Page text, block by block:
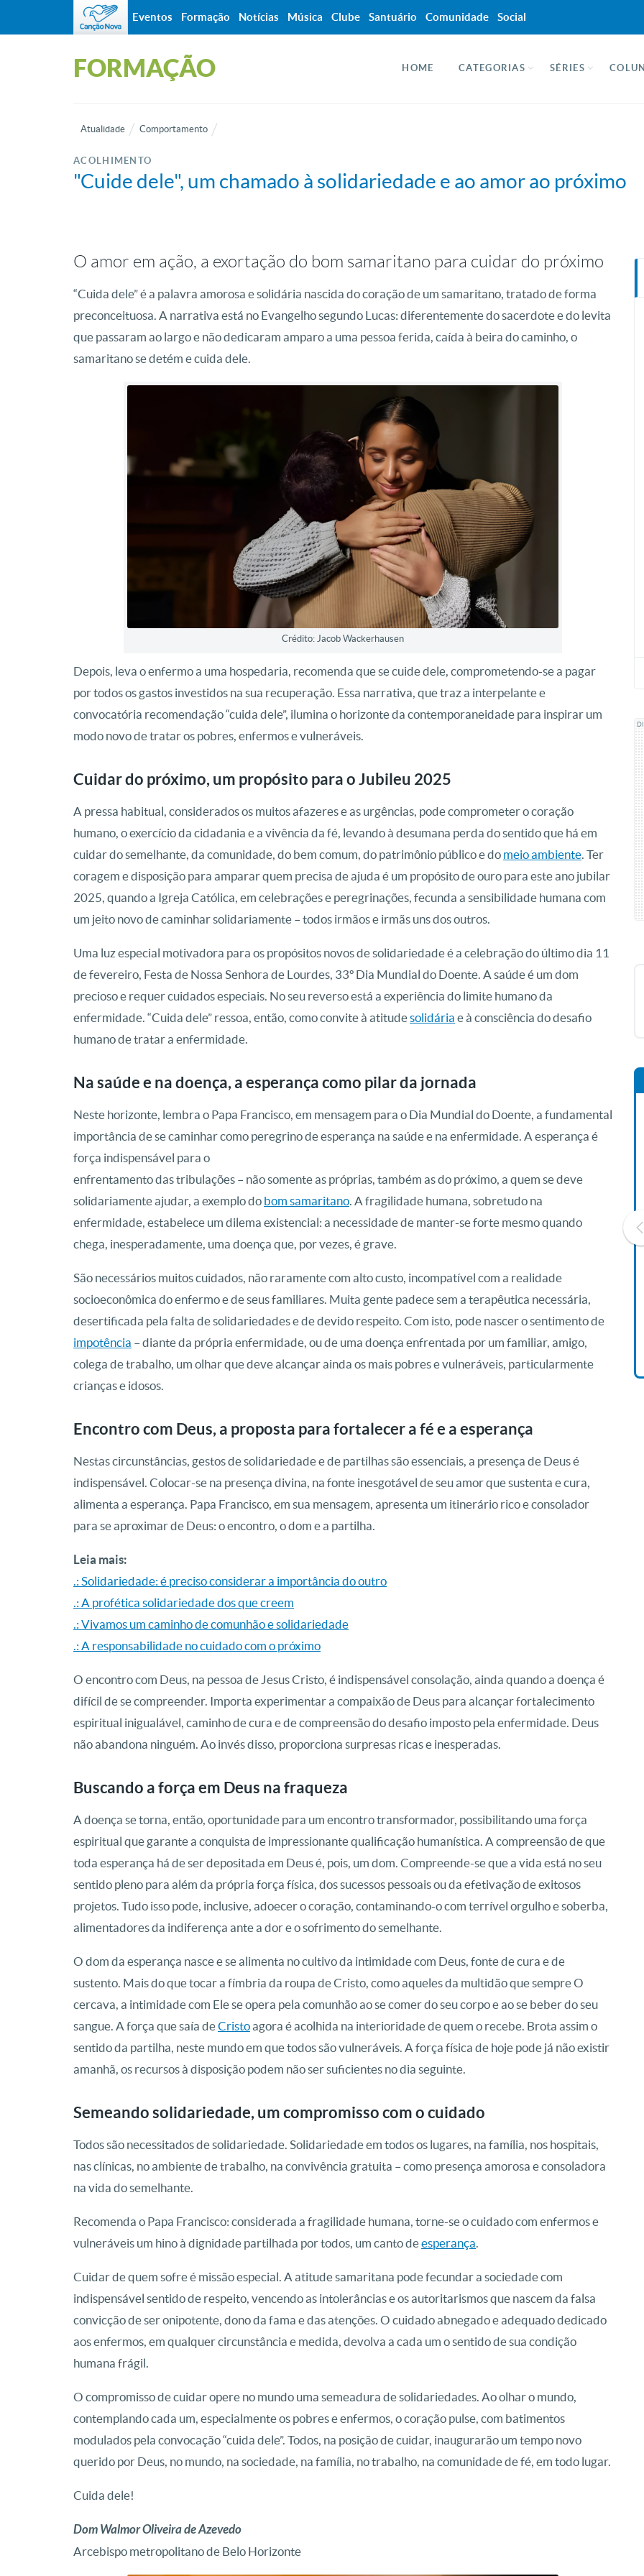
FORMAÇÃO HOME CATEGORIAS SÉRIES
Atualidade Comportamento
ACOLHIMENTO
"Cuide dele", um chamado à solidariedade e ao amor ao próximo
O amor em ação, a exortação do bom samaritano para cuidar do próximo
“Cuida dele” é a palavra amorosa e solidária nascida do coração de um samaritano, tratado de forma
preconceituosa. A narrativa está no Evangelho segundo Lucas: diferentemente do sacerdote e do levita
que passaram ao largo e não dedicaram amparo a uma pessoa ferida, caída à beira do caminho, o
samaritano se detém e cuida dele.
Crédito: Jacob Wackerhausen
Depois, leva o enfermo a uma hospedaria, recomenda que se cuide dele, comprometendo-se a pagar
por todos os gastos investidos na sua recuperação. Essa narrativa, que traz a interpelante e
convocatória recomendação “cuida dele”, ilumina o horizonte da contemporaneidade para inspirar um
modo novo de tratar os pobres, enfermos e vulneráveis.
Cuidar do próximo, um propósito para o Jubileu 2025
A pressa habitual, considerados os muitos afazeres e as urgências, pode comprometer o coração
humano, o exercício da cidadania e a vivência da fé, levando à desumana perda do sentido que há em
cuidar do semelhante, da comunidade, do bem comum, do patrimônio público e do meio ambiente. Ter
coragem e disposição para amparar quem precisa de ajuda é um propósito de ouro para este ano jubilar
2025, quando a Igreja Católica, em celebrações e peregrinações, fecunda a sensibilidade humana com
um jeito novo de caminhar solidariamente – todos irmãos e irmãs uns dos outros.
Uma luz especial motivadora para os propósitos novos de solidariedade é a celebração do último dia 11
de fevereiro, Festa de Nossa Senhora de Lourdes, 33º Dia Mundial do Doente. A saúde é um dom
precioso e requer cuidados especiais. No seu reverso está a experiência do limite humano da
enfermidade. “Cuida dele” ressoa, então, como convite à atitudesolidária e à consciência do desafio
humano de tratar a enfermidade.
Na saúde e na doença, a esperança como pilar da jornada
Neste horizonte, lembra o Papa Francisco, em mensagem para o Dia Mundial do Doente, a fundamental
importância de se caminhar como peregrino de esperança na saúde e na enfermidade. A esperança é
força indispensável para o
enfrentamento das tribulações – não somente as próprias, também as do próximo, a quem se deve
solidariamente ajudar, a exemplo do bom samaritano. A fragilidade humana, sobretudo na
enfermidade, estabelece um dilema existencial: a necessidade de manter-se forte mesmo quando
chega, inesperadamente, uma doença que, por vezes, é grave.
São necessários muitos cuidados, não raramente com alto custo, incompatível com a realidade
socioeconômica do enfermo e de seus familiares. Muita gente padece sem a terapêutica necessária,
desertificada pela falta de solidariedades e de devido respeito. Com isto, pode nascer o sentimento de
impotência – diante da própria enfermidade, ou de uma doença enfrentada por um familiar, amigo,
colega de trabalho, um olhar que deve alcançar ainda os mais pobres e vulneráveis, particularmente
crianças e idosos.
Encontro com Deus, a proposta para fortalecer a fé e a esperança
Nestas circunstâncias, gestos de solidariedade e de partilhas são essenciais, a presença de Deus é
indispensável. Colocar-se na presença divina, na fonte inesgotável de seu amor que sustenta e cura,
alimenta a esperança. Papa Francisco, em sua mensagem, apresenta um itinerário rico e consolador
para se aproximar de Deus: o encontro, o dom e a partilha.
Leia mais:
.: Solidariedade: é preciso considerar a importância do outro
.: A profética solidariedade dos que creem
.: Vivamos um caminho de comunhão e solidariedade
.: A responsabilidade no cuidado com o próximo
O encontro com Deus, na pessoa de Jesus Cristo, é indispensável consolação, ainda quando a doença é
difícil de se compreender. Importa experimentar a compaixão de Deus para alcançar fortalecimento
espiritual inigualável, caminho de cura e de compreensão do desafio imposto pela enfermidade. Deus
não abandona ninguém. Ao invés disso, proporciona surpresas ricas e inesperadas.
Buscando a força em Deus na fraqueza
A doença se torna, então, oportunidade para um encontro transformador, possibilitando uma força
espiritual que garante a conquista de impressionante qualificação humanística. A compreensão de que
toda esperança há de ser depositada em Deus é, pois, um dom. Compreende-se que a vida está no seu
sentido pleno para além da própria força física, dos sucessos pessoais ou da efetivação de exitosos
projetos. Tudo isso pode, inclusive, adoecer o coração, contaminando-o com terrível orgulho e soberba,
alimentadores da indiferença ante a dor e o sofrimento do semelhante.
O dom da esperança nasce e se alimenta no cultivo da intimidade com Deus, fonte de cura e de
sustento. Mais do que tocar a fímbria da roupa de Cristo, como aqueles da multidão que sempre O
cercava, a intimidade com Ele se opera pela comunhão ao se comer do seu corpo e ao se beber do seu
sangue. A força que saía deCristoagora é acolhida na interioridade de quem o recebe. Brota assim o
sentido da partilha, neste mundo em que todos são vulneráveis. A força física de hoje pode já não existir
amanhã, os recursos à disposição podem não ser suficientes no dia seguinte.
Semeando solidariedade, um compromisso com o cuidado
Todos são necessitados de solidariedade. Solidariedade em todos os lugares, na família, nos hospitais,
nas clínicas, no ambiente de trabalho, na convivência gratuita – como presença amorosa e consoladora
na vida do semelhante.
Recomenda o Papa Francisco: considerada a fragilidade humana, torne-se o cuidado com enfermos e
vulneráveis um hino à dignidade partilhada por todos, um canto deesperança.
Cuidar de quem sofre é missão especial. A atitude samaritana pode fecundar a sociedade com
indispensável sentido de respeito, vencendo as intolerâncias e os autoritarismos que nascem da falsa
convicção de ser onipotente, dono da fama e das atenções. O cuidado abnegado e adequado dedicado
aos enfermos, em qualquer circunstância e medida, devolva a cada um o sentido de sua condição
humana frágil.
O compromisso de cuidar opere no mundo uma semeadura de solidariedades. Ao olhar o mundo,
contemplando cada um, especialmente os pobres e enfermos, o coração pulse, com batimentos
modulados pela convocação “cuida dele”. Todos, na posição de cuidar, inaugurarão um tempo novo
querido por Deus, no mundo, na sociedade, na família, no trabalho, na comunidade de fé, em todo lugar.
Cuida dele!
Dom Walmor Oliveira de Azevedo
Arcebispo metropolitano de Belo Horizonte
Vida De Jonas Abib
R$ 42,41
Eventos Formação Notícias Música Clube Santuário Comunidade Social